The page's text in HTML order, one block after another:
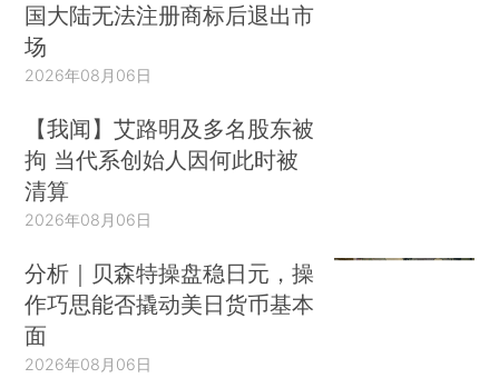
国大陆无法注册商标后退出市
场
2026年08月06日
【我闻】艾路明及多名股东被
拘 当代系创始人因何此时被
清算
2026年08月06日
分析｜贝森特操盘稳日元，操
作巧思能否撬动美日货币基本
面
2026年08月06日